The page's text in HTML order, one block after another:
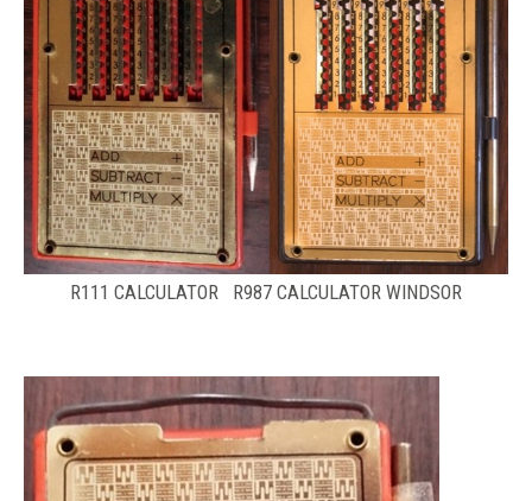
R111 CALCULATOR R987 CALCULATOR WINDSOR